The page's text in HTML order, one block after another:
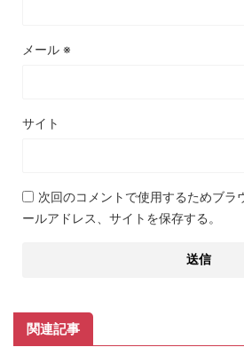
メール ※
サイト
次回のコメントで使用するためブラ
ールアドレス、サイトを保存する。
関連記事